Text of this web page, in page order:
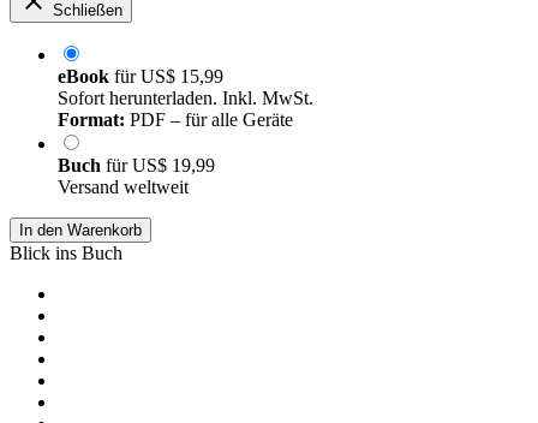
Schließen
eBook fürUS$ 15,99
Sofort herunterladen. Inkl. MwSt.
Format: PDF – für alle Geräte
Buch fürUS$ 19,99
Versand weltweit
In den Warenkorb
Blick ins Buch